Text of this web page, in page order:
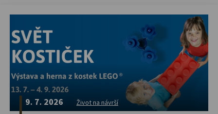
9. 7. 2026 Život na návrší